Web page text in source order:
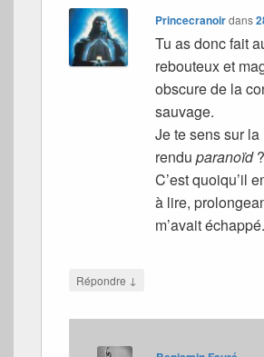
Princecranoirdans
Tu as donc fait
rebouteux et
obscure de la
sauvage.
Je te sens sur
renduparanoïd
C’est quoiqu’il
à lire,
m’avait
Répondre ↓